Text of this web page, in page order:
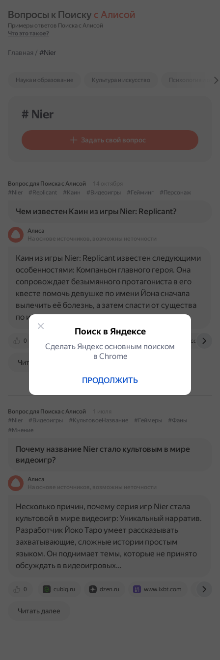
Вопросы к Поиску с Алисой
Примеры ответов Поиска с Алисой
Что это такое?
Главная / #Nier
Наука и образование Культура и искусство Психология и
# Nier
Задать свой вопрос
Вопрос для Поиска с Алисой
14 октября
#Nier
#Replicant #Каин #Видеоигры #Гейминг #Персонаж
Чем известен Каин из игры Nier: Replicant?
Алиса
На основе источников, возможны неточности
0 nierreplicant.wiki.fextralife.com
Каин из игры Nier: Replicant известен следующими
особенностями: Компаньон главного героя. Она
сопровождает безымянного протагониста в его
квесте помочь девушке по имени Йона сначала
вылечить её болезнь, а затем спасти от существа
по имени…
Читать далее
Вопрос для Поиска с Алисой
1 июля
#Nier
#Видеоигры #КультовоеНазвание #Геймеры
#Фаны
#Мнение
Почему название Nier стало культовым в мире
видеоигр?
Алиса
На основе источников, возможны неточности
0 cubiq.ru dzen.ru www.ixbt.com
Несколько причин, почему серия игр Nier стала
культовой в мире видеоигр: Уникальный нарратив.
Разработчик Йоко Таро умеет рассказывать
захватывающие, сложные истории простым
языком. Он поднимает темы, которые не принято
обсуждать в видеоигровых…
Читать далее
Поиск в Яндексе
Сделать Яндекс основным поиском
в Сhrome
ПРОДОЛЖИТЬ